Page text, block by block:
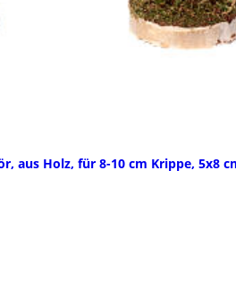
aus Holz, für 8-10 cm Krippe, 5x8